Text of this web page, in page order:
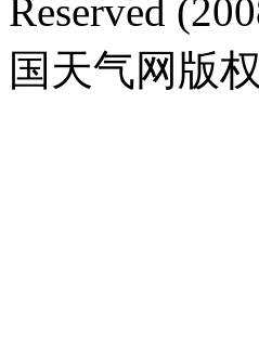
Reserved
国天气网版